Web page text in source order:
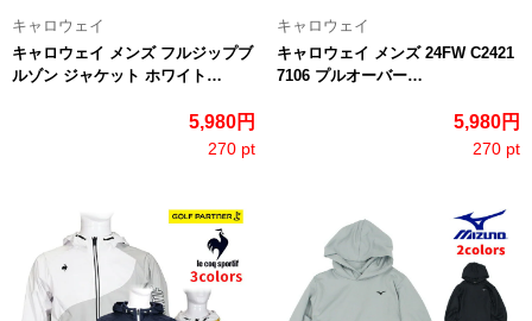
キャロウェイ
キャロウェイ メンズ フルジップブ
ルゾン ジャケット ホワイト…
5,980円
270 pt
キャロウェイ
キャロウェイ メンズ 24FW C2421
7106 プルオーバー…
5,980円
270 pt